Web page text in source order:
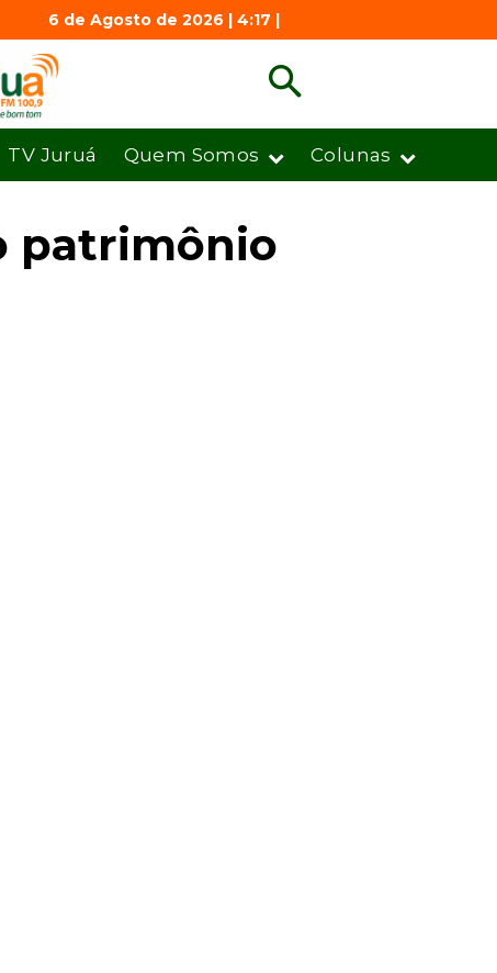
6 de Agosto de 2026 | 4:17 |
TV Juruá Quem Somos Colunas
patrimônio